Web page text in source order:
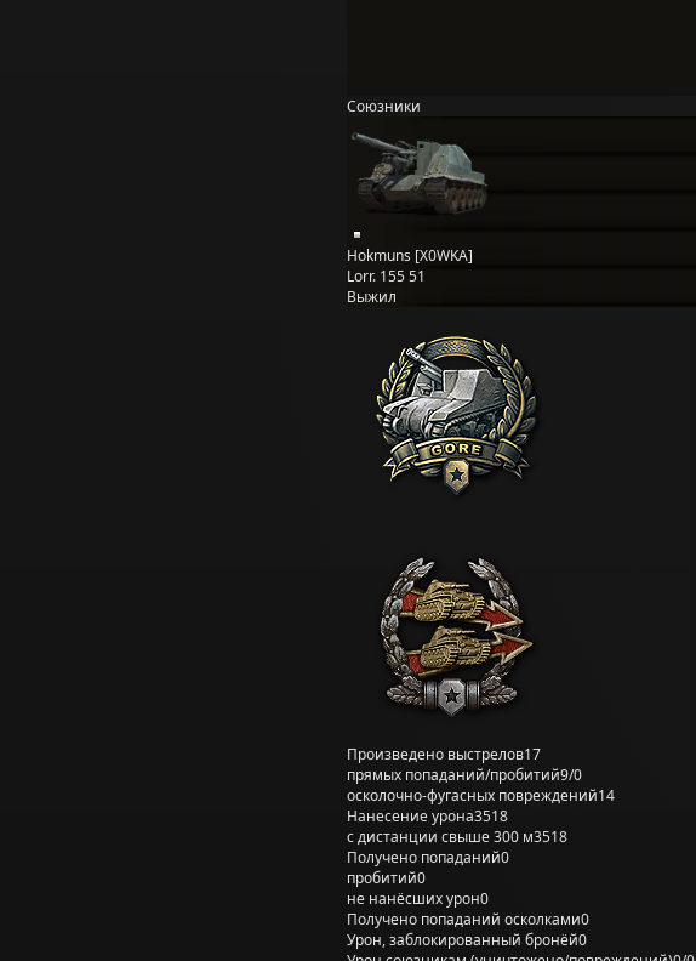
Союзники
Hokmuns [X0WKA]
Lorr. 155 51
Выжил
Произведено выстрелов17
прямых попаданий/пробитий9/0
осколочно-фугасных повреждений14
Нанесение урона3518
с дистанции свыше 300 м3518
Получено попаданий0
пробитий0
не нанёсших урон0
Получено попаданий осколками0
Урон, заблокированный бронёй0